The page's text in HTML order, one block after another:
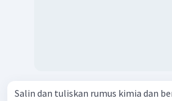
Salin dan tuliskan rumus kimia dan